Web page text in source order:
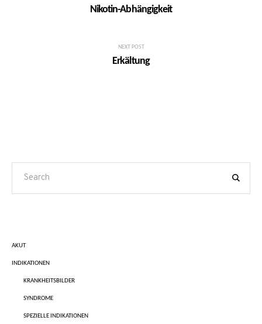
Nikotin-Abhängigkeit
NEXT POST
Erkältung
AKUT
INDIKATIONEN
KRANKHEITSBILDER
SYNDROME
SPEZIELLE INDIKATIONEN